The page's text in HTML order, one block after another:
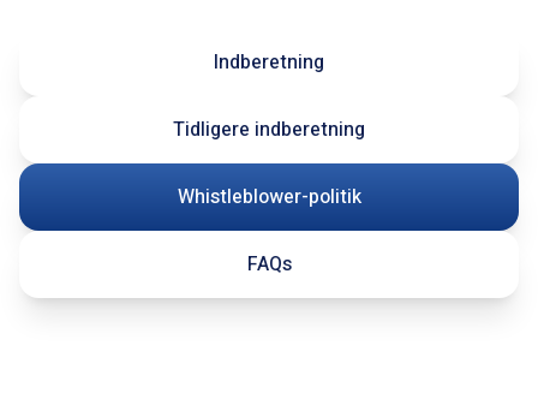
Indberetning
Tidligere indberetning
Whistleblower-politik
FAQs